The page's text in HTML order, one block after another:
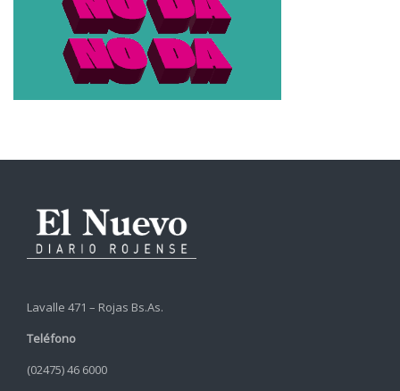
Lavalle 471 – Rojas Bs.As.
Teléfono
(02475) 46 6000